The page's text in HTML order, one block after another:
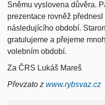
Sněmu vyslovena důvěra.
prezentace rovněž
následujícího období.
gratulujeme a přejeme
volebním období.
Za ČRS Lukáš Mareš
Převzato z www.rybsvaz.cz